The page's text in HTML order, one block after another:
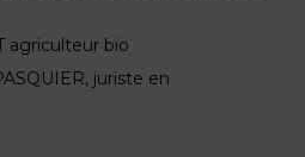
agriculteur bio
juriste en